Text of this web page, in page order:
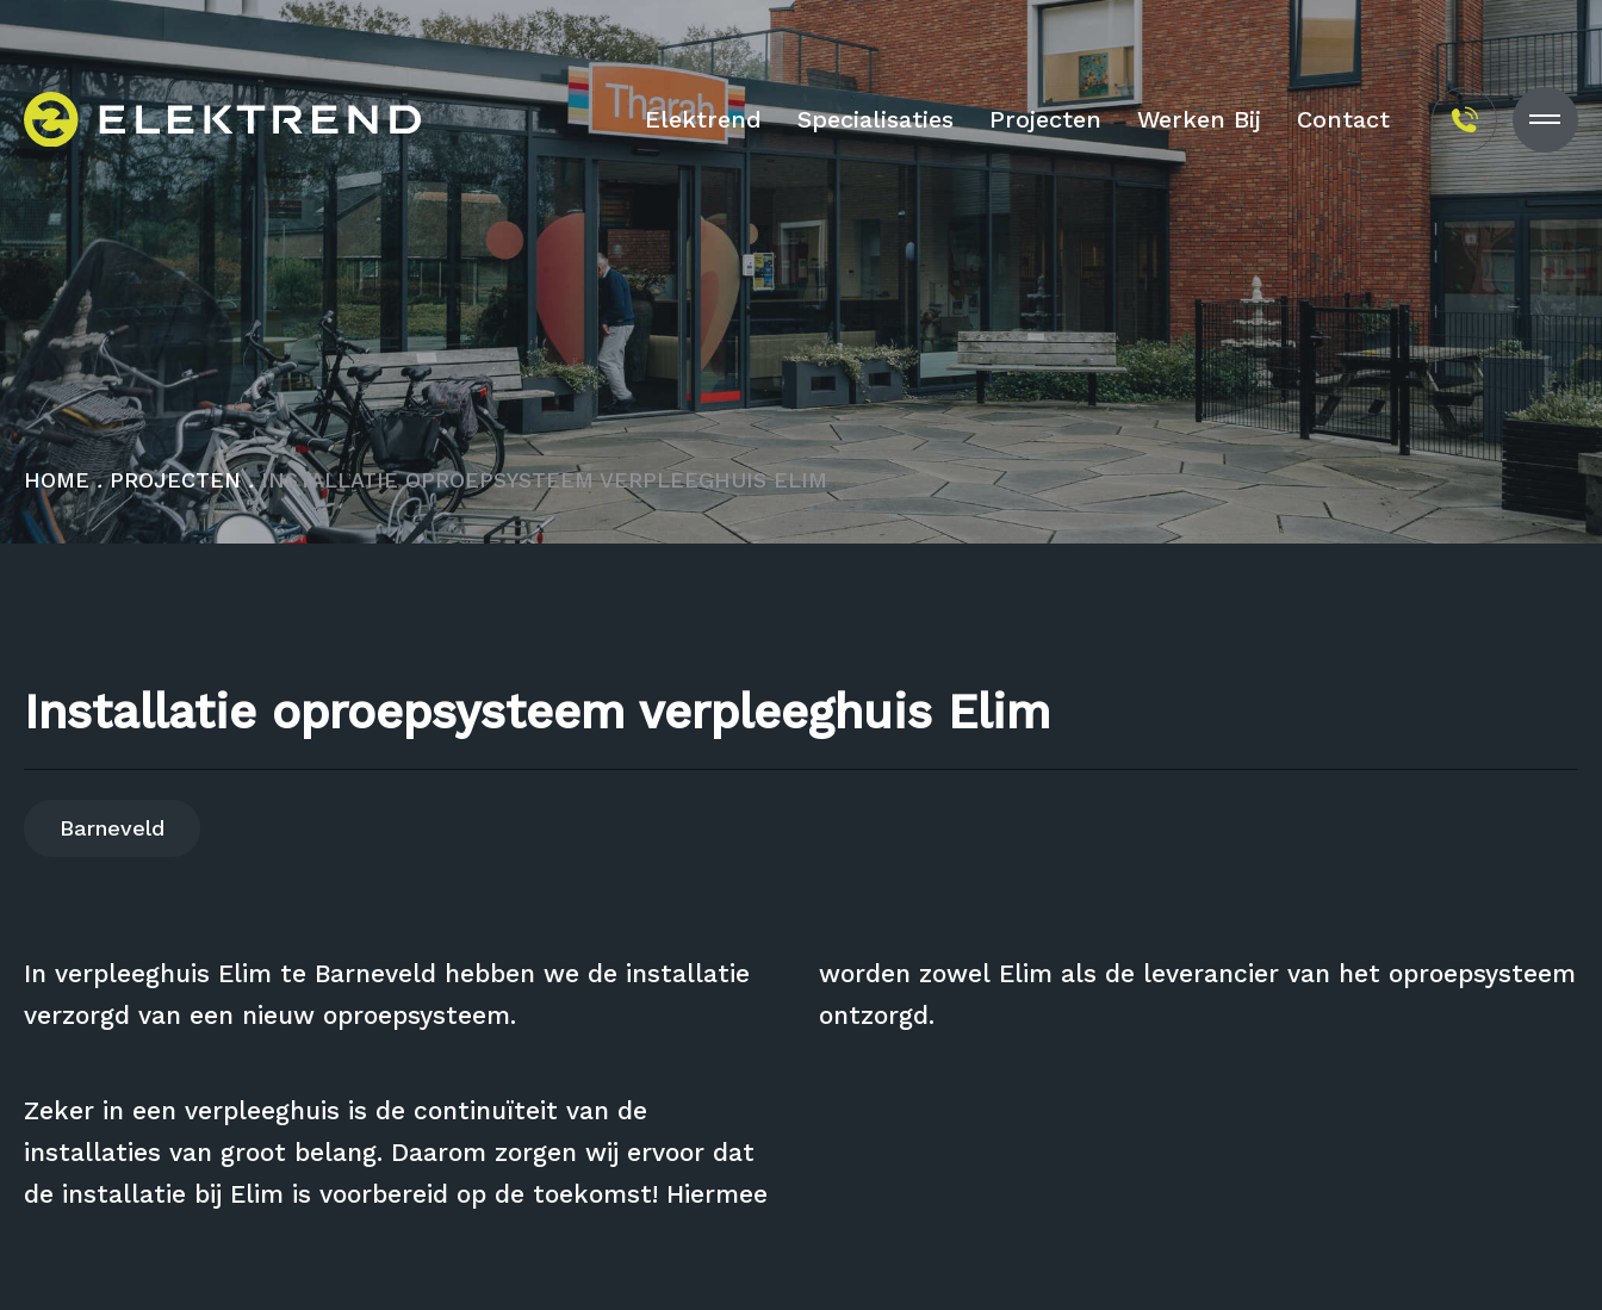
Elektrend Specialisaties Projecten Werken Bij Contact
HOME . PROJECTEN . INSTALLATIE OPROEPSYSTEEM VERPLEEGHUIS ELIM
Installatie oproepsysteem verpleeghuis Elim
Barneveld
In verpleeghuis Elim te Barneveld hebben we de installatie
verzorgd van een nieuw oproepsysteem.
Zeker in een verpleeghuis is de continuïteit van de
installaties van groot belang. Daarom zorgen wij ervoor dat
de installatie bij Elim is voorbereid op de toekomst! Hiermee
worden zowel Elim als de leverancier van het oproepsysteem
ontzorgd.